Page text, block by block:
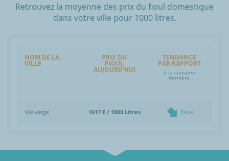
Retrouvez la moyenne des prix du fioul domestique
dans votre ville pour 1000 litres.
NOM DE LA
VILLE
PRIX DU
FIOUL
AUJOURD'HUI
TENDANCE
PAR RAPPORT
à la semaine
dernière
Vielverge 1617 € / 1000 Litres Baisse